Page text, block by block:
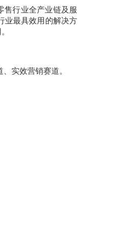
售行业全产业链及服
业最具效用的解决方
实效营销赛道。